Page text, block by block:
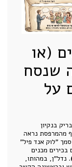
(או
שנסח
על
בנקיון
מהמרפסת נראה
"לוק אנד פיל"
מכנים
. נדל"ן, במהותו,